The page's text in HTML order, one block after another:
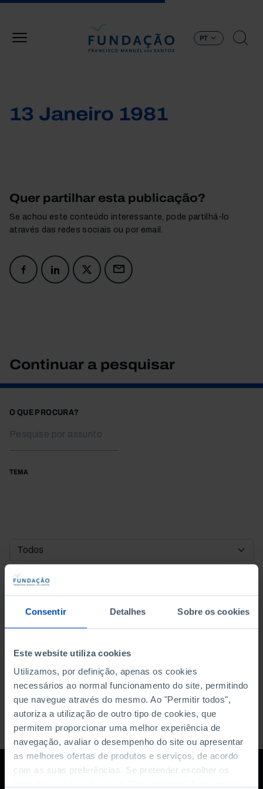
Consentir Detalhes Sobre os cookies
Este website utiliza cookies
Utilizamos, por definição, apenas os cookies
necessários ao normal funcionamento do site, permitindo
que navegue através do mesmo. Ao "Permitir todos",
autoriza a utilização de outro tipo de cookies, que
permitem proporcionar uma melhor experiência de
navegação, avaliar o desempenho do site ou apresentar
as melhores ofertas de produtos e serviços, de acordo
com as suas preferências. Se pretender escolher os
PT
13 Janeiro 1981
Quer partilhar esta publicação?
Se achou este conteúdo interessante, pode partilhá-lo
através das redes sociais ou por email.
Continuar a pesquisar
O QUE PROCURA?
TEMA
DATA DE INÍCIO
DATA DE FIM